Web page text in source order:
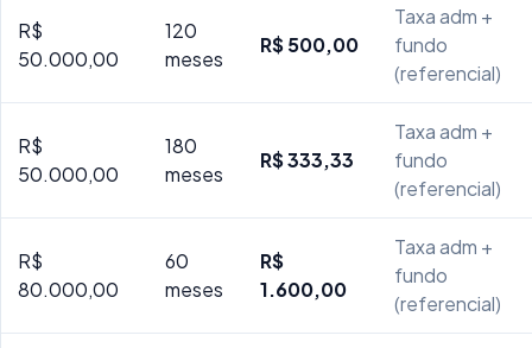
R$
50.000,00
120
meses
R$ 500,00
Taxa adm +
fundo
(referencial)
R$
50.000,00
180
meses
R$ 333,33
Taxa adm +
fundo
(referencial)
R$
80.000,00
60
meses
R$
1.600,00
Taxa adm +
fundo
(referencial)